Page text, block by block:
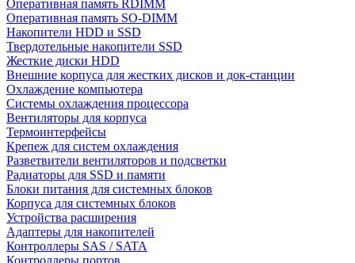
Оперативная память RDIMM
Оперативная память SO-DIMM
Накопители HDD и SSD
Твердотельные накопители SSD
Жесткие диски HDD
Внешние корпуса для жестких дисков и док-станции
Охлаждение компьютера
Системы охлаждения процессора
Вентиляторы для корпуса
Термоинтерфейсы
Крепеж для систем охлаждения
Разветвители вентиляторов и подсветки
Радиаторы для SSD и памяти
Блоки питания для системных блоков
Корпуса для системных блоков
Устройства расширения
Адаптеры для накопителей
Контроллеры SAS / SATA
Контроллеры портов